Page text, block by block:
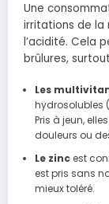
Une
irritations de la
l’acidité. Cela
brûlures,
Les
hydrosolubles
Pris à jeun,
douleurs ou
Le zincest
est pris sans
mieux toléré.